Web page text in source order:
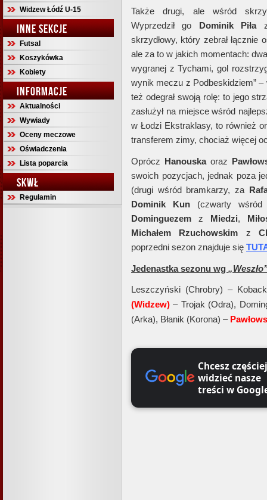
Widzew Łódź U-15
INNE SEKCJE
Futsal
Koszykówka
Kobiety
INFORMACJE
Aktualności
Wywiady
Oceny meczowe
Oświadczenia
Lista poparcia
SKWŁ
Regulamin
Także drugi, ale wśród
Wyprzedził go Dominik Piła
skrzydłowy, który zebrał
ale za to w jakich momentach:
wygranej z Tychami, gol
wynik meczu z Podbeskidziem”
też odegrał swoją rolę: to jego
zasłużył na miejsce wśród
w Łodzi Ekstraklasy, to również
transferem zimy, chociaż więcej
Oprócz Hanouska oraz
swoich pozycjach, jednak poza
(drugi wśród bramkarzy, za
Dominik Kun (czwarty
Dominguezem z Miedzi,
Michałem Rzuchowskim z
poprzedni sezon znajduje się
Jedenastka sezonu wg
Leszczyński (Chrobry) –
(Widzew) – Trojak (Odra),
(Arka), Błanik (Korona) –
Chcesz częściej
widzieć nasze
treści w